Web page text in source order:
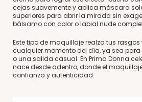
cejas suavemente y aplica máscara
superiores para abrir la mirada sin
bálsamo con color o labial nude
Este tipo de maquillaje realza tus
cualquier momento del día, ya sea
o una salida casual. En Prima Donna
nace desde adentro, donde el
confianza y autenticidad.